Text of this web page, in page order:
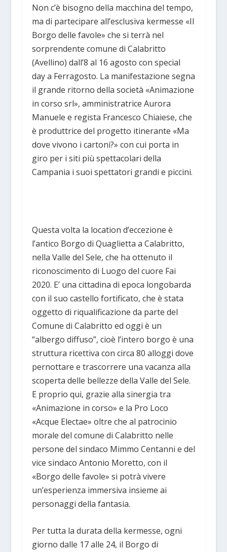
Non c’è bisogno della macchina del tempo,
ma di partecipare all’esclusiva kermesse «Il
Borgo delle favole» che si terrà nel
sorprendente comune di Calabritto
(Avellino) dall’8 al 16 agosto con special
day a Ferragosto. La manifestazione segna
il grande ritorno della società «Animazione
in corso srl», amministratrice Aurora
Manuele e regista Francesco Chiaiese, che
è produttrice del progetto itinerante «Ma
dove vivono i cartoni?» con cui porta in
giro per i siti più spettacolari della
Campania i suoi spettatori grandi e piccini.
Questa volta la location d’eccezione è
l’antico Borgo di Quaglietta a Calabritto,
nella Valle del Sele, che ha ottenuto il
riconoscimento di Luogo del cuore Fai
2020. E’ una cittadina di epoca longobarda
con il suo castello fortificato, che è stata
oggetto di riqualificazione da parte del
Comune di Calabritto ed oggi è un
“albergo diffuso”, cioè l’intero borgo è una
struttura ricettiva con circa 80 alloggi dove
pernottare e trascorrere una vacanza alla
scoperta delle bellezze della Valle del Sele.
E proprio qui, grazie alla sinergia tra
«Animazione in corso» e la Pro Loco
«Acque Electae» oltre che al patrocinio
morale del comune di Calabritto nelle
persone del sindaco Mimmo Centanni e del
vice sindaco Antonio Moretto, con il
«Borgo delle favole» si potrà vivere
un’esperienza immersiva insieme ai
personaggi della fantasia.
Per tutta la durata della kermesse, ogni
giorno dalle 17 alle 24, il Borgo di